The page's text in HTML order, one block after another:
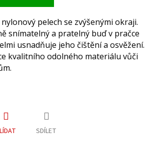
pelech se zvýšenými okraji.
snímatelný a pratelný buď v pračce
usnadňuje jeho čištění a osvěžení.
kvalitního odolného materiálu vůči
SDÍLET